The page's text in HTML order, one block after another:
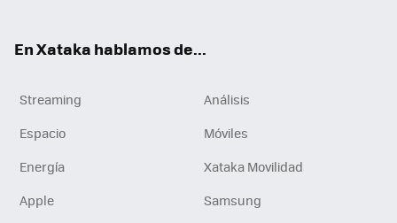
En Xataka hablamos de...
Streaming
Análisis
Espacio
Móviles
Energía
Xataka Movilidad
Apple
Samsung